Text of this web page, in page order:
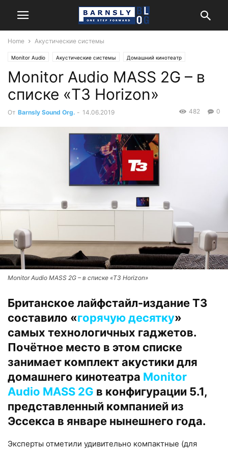
Home Акустические системы
Monitor Audio Акустические системы Домашний кинотеатр
Обзоры и тесты
Monitor Audio MASS 2G – в
списке «T3 Horizon»
От Barnsly Sound Org. - 14.06.2019 0
482
Monitor Audio MASS 2G – в списке «T3 Horizon»
Британское лайфстайл-издание T3
составило «горячую десятку»
самых технологичных гаджетов.
Почётное место в этом списке
занимает комплект акустики для
домашнего кинотеатра Monitor
Audio MASS 2G в конфигурации 5.1,
представленный компанией из
Эссекса в январе нынешнего года.
Эксперты отметили удивительно компактные (для